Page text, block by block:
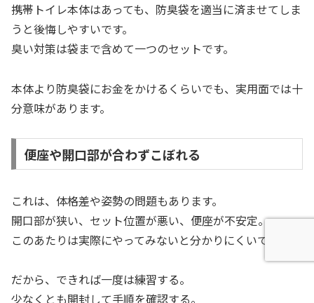
携帯トイレ本体はあっても、防臭袋を適当に済ませてしま
うと後悔しやすいです。
臭い対策は袋まで含めて一つのセットです。
本体より防臭袋にお金をかけるくらいでも、実用面では十
分意味があります。
便座や開口部が合わずこぼれる
これは、体格差や姿勢の問題もあります。
開口部が狭い、セット位置が悪い、便座が不安定。
このあたりは実際にやってみないと分かりにくいです。
だから、できれば一度は練習する。
少なくとも開封して手順を確認する。